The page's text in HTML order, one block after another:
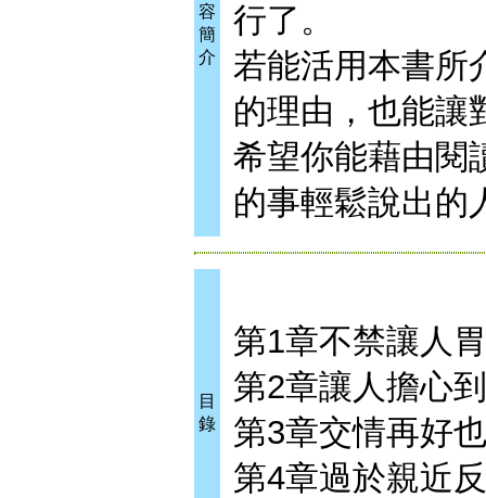
容
簡
介
行了。
若能活用本書所
的理由，也能讓
希望你能藉由閱
的事輕鬆說出的
目
錄
第1章不禁讓人
第2章讓人擔心
第3章交情再好
第4章過於親近